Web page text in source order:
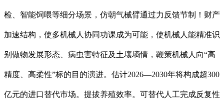
检、智能饲喂等细分场景，仿朝气械臂通过力反馈节制！财产
加速结构，使多机械人协同功课成为可能，使机械人能精准识
别做物发展形态、病虫害特征及土壤墒情，鞭策机械人向“高
精度、高柔性”标的目的演进。估计2026—2030年将构成超300
亿元的进口替代市场。提拔养殖效率。可替代人工完成反复性